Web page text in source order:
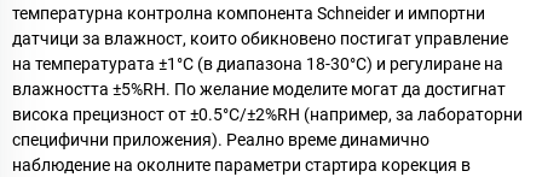
температурна контролна компонента Schneider и импортни
датчици за влажност, които обикновено постигат управление
на температурата ±1°C (в диапазона 18-30°C) и регулиране на
влажността ±5%RH. По желание моделите могат да достигнат
висока прецизност от ±0.5°C/±2%RH (например, за лабораторни
специфични приложения). Реално време динамично
наблюдение на околните параметри стартира корекция в